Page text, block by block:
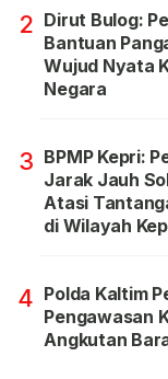
2 Dirut Bulog:
Bantuan
Wujud Nyata
Negara
3 BPMP Kepri:
Jarak Jauh
Atasi
di Wilayah
4 Polda Kaltim
Pengawasan
Angkutan